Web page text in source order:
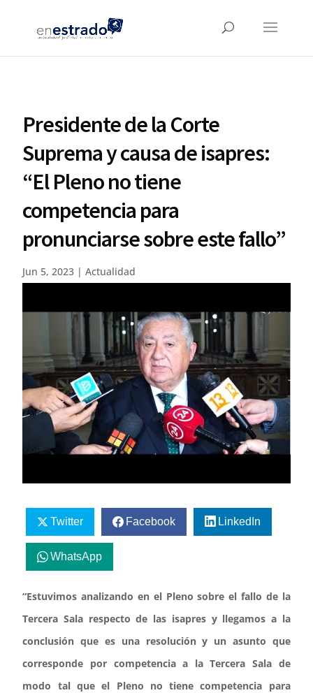
Presidente de la Corte
Suprema y causa de isapres:
“El Pleno no tiene
competencia para
pronunciarse sobre este fallo”
Jun 5, 2023 |Actualidad
Twitter Facebook LinkedIn
WhatsApp
“Estuvimos analizando en el Pleno sobre el fallo de la
Tercera Sala respecto de las isapres y llegamos a la
conclusión que es una resolución y un asunto que
corresponde por competencia a la Tercera Sala de
modo tal que el Pleno no tiene competencia para